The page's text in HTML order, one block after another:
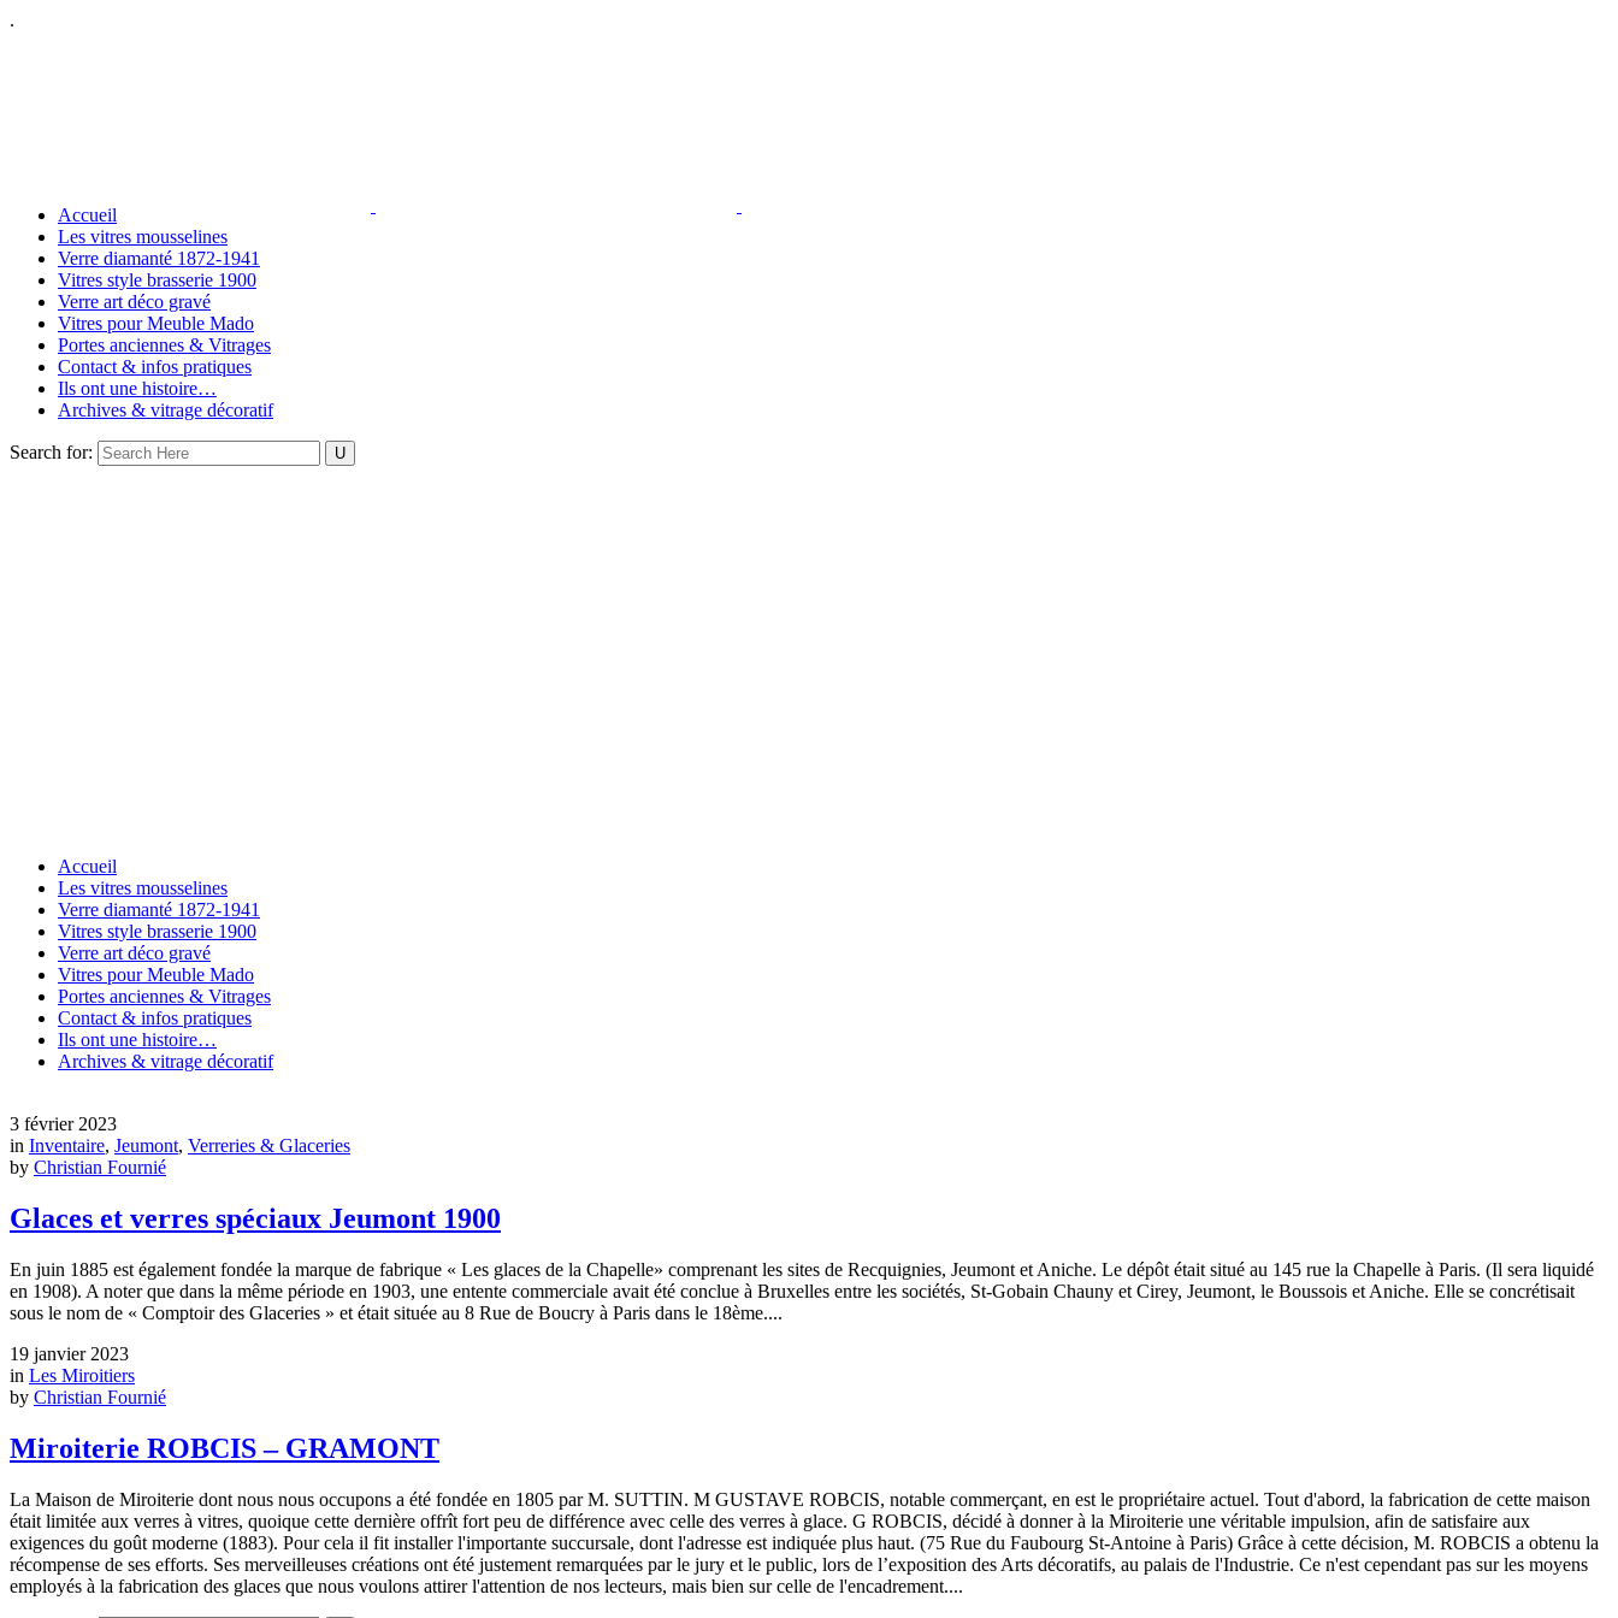
.
Accueil
Les vitres mousselines
Verre diamanté 1872-1941
Vitres style brasserie 1900
Verre art déco gravé
Vitres pour Meuble Mado
Portes anciennes & Vitrages
Contact & infos pratiques
Ils ont une histoire…
Archives & vitrage décoratif
Search for:
Accueil
Les vitres mousselines
Verre diamanté 1872-1941
Vitres style brasserie 1900
Verre art déco gravé
Vitres pour Meuble Mado
Portes anciennes & Vitrages
Contact & infos pratiques
Ils ont une histoire…
Archives & vitrage décoratif
3 février 2023
in Inventaire, Jeumont, Verreries & Glaceries
by Christian Fournié
Glaces et verres spéciaux Jeumont 1900
En juin 1885 est également fondée la marque de fabrique « Les glaces de la Chapelle» comprenant les sites de Recquignies, Jeumont et Aniche. Le dépôt était situé au 145 rue la Chapelle à Paris. (Il sera liquidé
en 1908). A noter que dans la même période en 1903, une entente commerciale avait été conclue à Bruxelles entre les sociétés, St-Gobain Chauny et Cirey, Jeumont, le Boussois et Aniche. Elle se concrétisait
sous le nom de « Comptoir des Glaceries » et était située au 8 Rue de Boucry à Paris dans le 18ème....
19 janvier 2023
in Les Miroitiers
by Christian Fournié
Miroiterie ROBCIS – GRAMONT
La Maison de Miroiterie dont nous nous occupons a été fondée en 1805 par M. SUTTIN. M GUSTAVE ROBCIS, notable commerçant, en est le propriétaire actuel. Tout d'abord, la fabrication de cette maison
était limitée aux verres à vitres, quoique cette dernière offrît fort peu de différence avec celle des verres à glace. G ROBCIS, décidé à donner à la Miroiterie une véritable impulsion, afin de satisfaire aux
exigences du goût moderne (1883). Pour cela il fit installer l'importante succursale, dont l'adresse est indiquée plus haut. (75 Rue du Faubourg St-Antoine à Paris) Grâce à cette décision, M. ROBCIS a obtenu la
récompense de ses efforts. Ses merveilleuses créations ont été justement remarquées par le jury et le public, lors de l’exposition des Arts décoratifs, au palais de l'Industrie. Ce n'est cependant pas sur les moyens
employés à la fabrication des glaces que nous voulons attirer l'attention de nos lecteurs, mais bien sur celle de l'encadrement....